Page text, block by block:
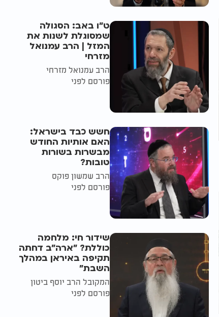
ט"ו באב: הסגולה
שמסוגלת לשנות את
המזל | הרב עמנואל
מזרחי
הרב עמנואל מזרחי
פורסם לפני
חשש כבד בישראל:
האם אותיות החודש
מבשרות בשורות
טובות?
הרב שמשון פוקס
פורסם לפני
שידור חי: מלחמה
כוללת? ״ארה"ב דחתה
תקיפה באיראן במהלך
השבת״
המקובל הרב יוסף ביטון
פורסם לפני